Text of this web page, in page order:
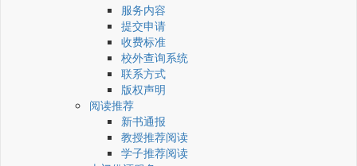
服务内容
提交申请
收费标准
校外查询系统
联系方式
版权声明
阅读推荐
新书通报
教授推荐阅读
学子推荐阅读